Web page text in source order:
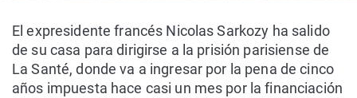
El expresidente francés Nicolas Sarkozy ha salido
de su casa para dirigirse a la prisión parisiense de
La Santé, donde va a ingresar por la pena de cinco
años impuesta hace casi un mes por la financiación